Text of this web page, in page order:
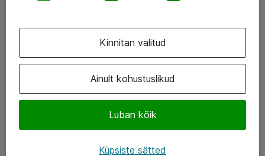
Facebook
Ainult kohustuslikud
Luban kõik
Kinnitan valitud
Küpsiste sätted